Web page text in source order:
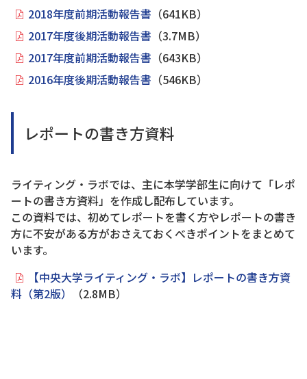
2018年度前期活動報告書 （641KB）
2017年度後期活動報告書 （3.7MB）
2017年度前期活動報告書 （643KB）
2016年度後期活動報告書 （546KB）
レポートの書き方資料
ライティング・ラボでは、主に本学学部生に向けて「レポ
ートの書き方資料」を作成し配布しています。
この資料では、初めてレポートを書く方やレポートの書き
方に不安がある方がおさえておくべきポイントをまとめて
います。
【中央大学ライティング・ラボ】レポートの書き方資
料（第2版）
（2.8MB）